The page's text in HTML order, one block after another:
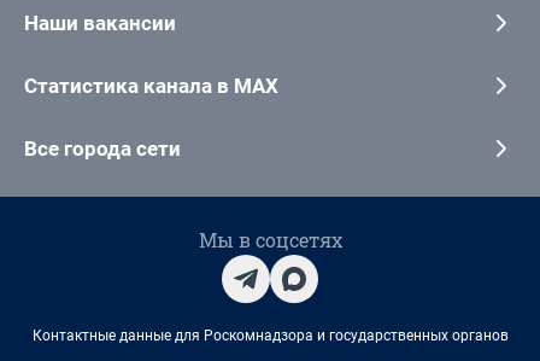
Наши вакансии
Статистика канала в MAX
Все города сети
Мы в соцсетях
Контактные данные для Роскомнадзора и государственных органов